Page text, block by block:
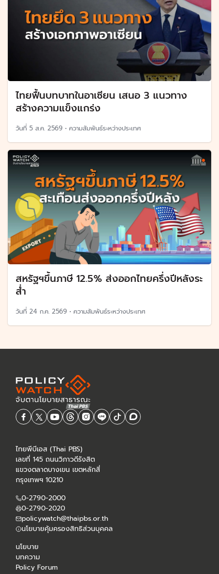
ไทยฟื้นบทบาทในอาเซียน เสนอ 3 แนวทาง
สร้างความแข็งแกร่ง
วันที่ 5 ส.ค. 2569 • ความสัมพันธ์ระหว่างประเทศ
สหรัฐฯขึ้นภาษี 12.5% ส่งออกไทยครึ่งปีหลังระ
ส่ำ
วันที่ 24 ก.ค. 2569 • ความสัมพันธ์ระหว่างประเทศ
ไทยพีบีเอส (Thai PBS)
เลขที่ 145 ถนนวิภาวดีรังสิต
แขวงตลาดบางเขน เขตหลักสี่
กรุงเทพฯ 10210
0-2790-2000
0-2790-2020
policywatch@thaipbs.or.th
นโยบายคุ้มครองสิทธิส่วนบุคคล
นโยบาย
บทความ
Policy Forum